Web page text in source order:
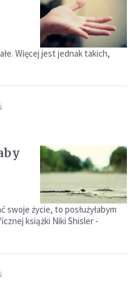
Więcej jest jednak takich,
swoje życie, to posłużyłabym
książki Niki Shisler -